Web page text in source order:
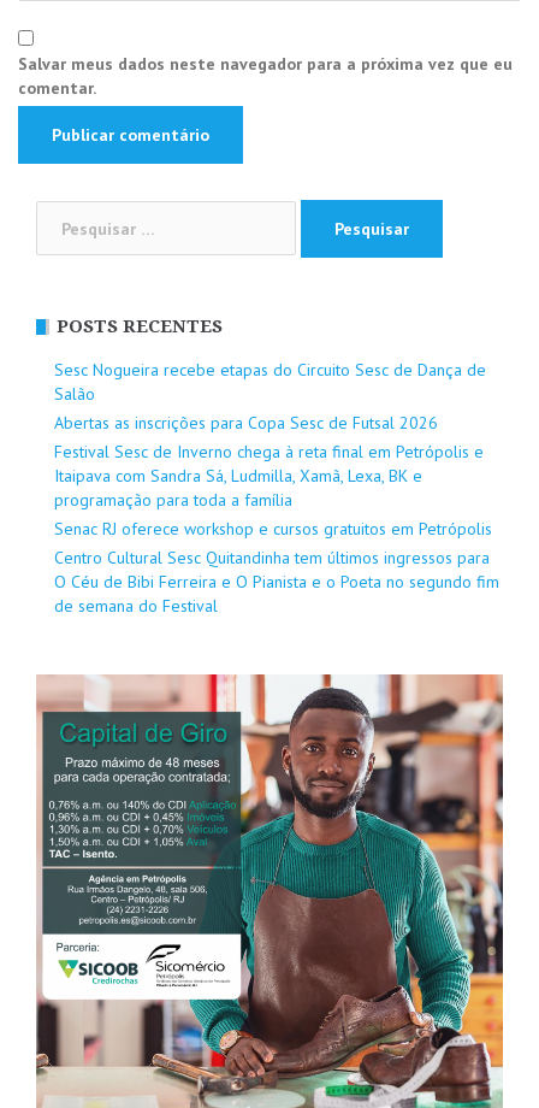
Salvar meus dados neste navegador para a próxima vez que eu
comentar.
por:
POSTS RECENTES
Sesc Nogueira recebe etapas do Circuito Sesc de Dança de
Salão
Abertas as inscrições para Copa Sesc de Futsal 2026
Festival Sesc de Inverno chega à reta final em Petrópolis e
Itaipava com Sandra Sá, Ludmilla, Xamã, Lexa, BK e
programação para toda a família
Senac RJ oferece workshop e cursos gratuitos em Petrópolis
Centro Cultural Sesc Quitandinha tem últimos ingressos para
O Céu de Bibi Ferreira e O Pianista e o Poeta no segundo fim
de semana do Festival